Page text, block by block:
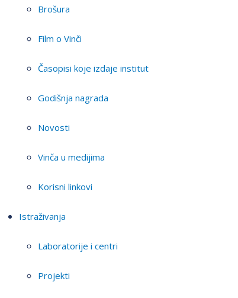
Brošura
Film o Vinči
Časopisi koje izdaje institut
Godišnja nagrada
Novosti
Vinča u medijima
Korisni linkovi
Istraživanja
Laboratorije i centri
Projekti